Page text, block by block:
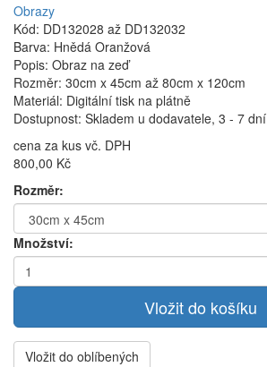
Obrazy
Kód: DD132028 až DD132032
Barva: Hnědá Oranžová
Popis: Obraz na zeď
Rozměr: 30cm x 45cm až 80cm x 120cm
Materiál: Digitální tisk na plátně
Dostupnost: Skladem u dodavatele, 3 - 7 dní
cena za kus vč. DPH
800,00 Kč
Rozměr:
Množství:
Vložit do oblíbených